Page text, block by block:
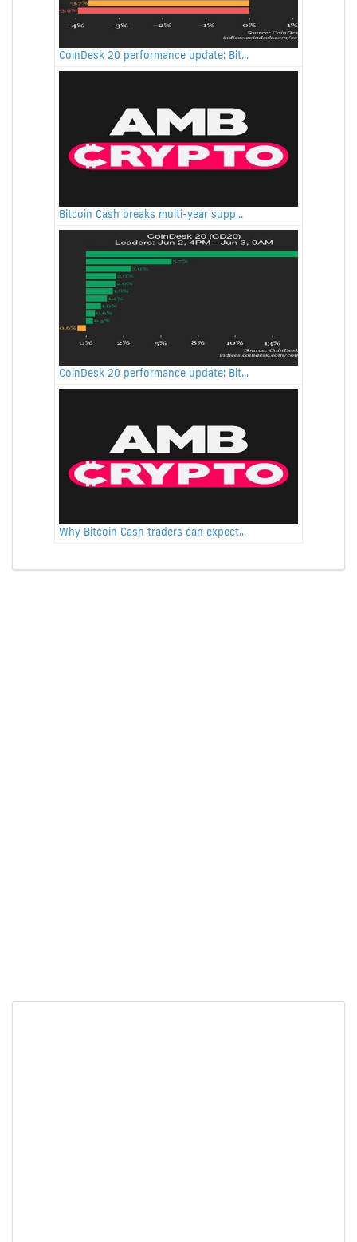
CoinDesk 20 performance update: Bit...
Bitcoin Cash breaks multi-year supp...
CoinDesk 20 performance update: Bit...
Why Bitcoin Cash traders can expect...